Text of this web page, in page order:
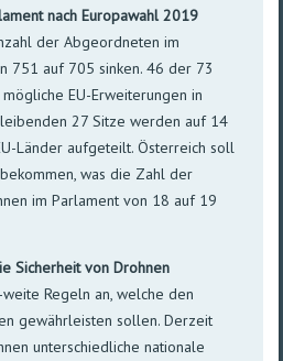
nach Europawahl 2019
der Abgeordneten im
751 auf 705 sinken. 46 der 73
EU-Erweiterungen in
27 Sitze werden auf 14
Länder aufgeteilt. Österreich soll
was die Zahl der
im Parlament von 18 auf 19
Sicherheit von Drohnen
Regeln an, welche den
gewährleisten sollen. Derzeit
unterschiedliche nationale